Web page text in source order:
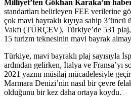
Milliyet’ten Gökhan Karaka’ın
standartları belirleyen FEE verilerine
çok mavi bayraklı kıyıya sahip
Vakfı (TÜRÇEV), Türkiye’de 531
15 turizm teknesinin mavi bayrak
Türkiye, mavi bayraklı plaj sayısıyla
ardından gelirken, İtalya ve Fransa’yı
2021 yazını müsilaj mücadelesiyle
Marmara Denizi’nin nasıl bir çevre
olduğunu bir kez daha ortaya koydu.